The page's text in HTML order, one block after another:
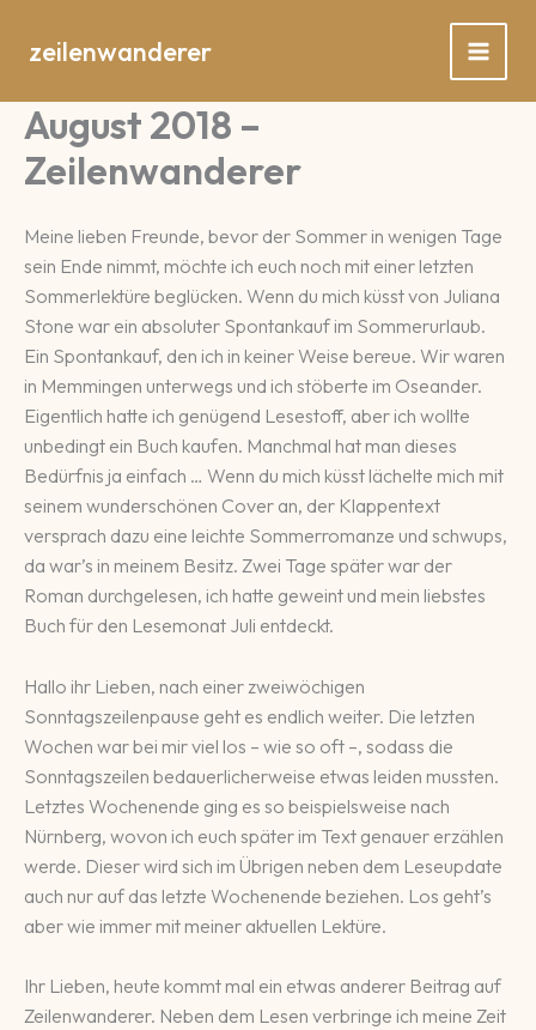
Inhaltzeilenwanderer
August 2018 –
Zeilenwanderer
Meine lieben Freunde, bevor der Sommer in wenigen Tage
sein Ende nimmt, möchte ich euch noch mit einer letzten
Sommerlektüre beglücken. Wenn du mich küsst von Juliana
Stone war ein absoluter Spontankauf im Sommerurlaub.
Ein Spontankauf, den ich in keiner Weise bereue. Wir waren
in Memmingen unterwegs und ich stöberte im Oseander.
Eigentlich hatte ich genügend Lesestoff, aber ich wollte
unbedingt ein Buch kaufen. Manchmal hat man dieses
Bedürfnis ja einfach … Wenn du mich küsst lächelte mich mit
seinem wunderschönen Cover an, der Klappentext
versprach dazu eine leichte Sommerromanze und schwups,
da war’s in meinem Besitz. Zwei Tage später war der
Roman durchgelesen, ich hatte geweint und mein liebstes
Buch für den Lesemonat Juli entdeckt.
Hallo ihr Lieben, nach einer zweiwöchigen
Sonntagszeilenpause geht es endlich weiter. Die letzten
Wochen war bei mir viel los – wie so oft –, sodass die
Sonntagszeilen bedauerlicherweise etwas leiden mussten.
Letztes Wochenende ging es so beispielsweise nach
Nürnberg, wovon ich euch später im Text genauer erzählen
werde. Dieser wird sich im Übrigen neben dem Leseupdate
auch nur auf das letzte Wochenende beziehen. Los geht’s
aber wie immer mit meiner aktuellen Lektüre.
Ihr Lieben, heute kommt mal ein etwas anderer Bei­trag auf
Zei­len­wan­de­rer. Neben dem Lesen ver­brin­ge ich meine Zeit